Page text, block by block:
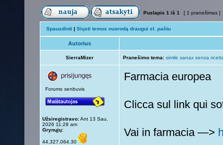
Puslapis 1 iš 1 [ 1 pranešimas ]
Spausdinti | Siųsti temos nuorodą draugui el. paštu
Autorius
SierraMizer Pranešimo tema: simile xanax senza
Forumo senbuvis
Užsiregistravo:Ant 13 Sau,
2026 11:28 am
Grynųjų:
44,327,064.30
Farmacia europea
Clicca sul link qui
Vai in farmacia —>